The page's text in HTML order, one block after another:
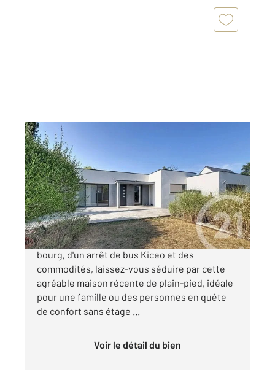
PLOEREN 56
100 m2, 4 pièces
Ref : 1460
Maison à vendre
422 300 €
Située sur la commune de Ploeren proche du
bourg, d'un arrêt de bus Kiceo et des
commodités, laissez-vous séduire par cette
agréable maison récente de plain-pied, idéale
pour une famille ou des personnes en quête
de confort sans étage ...
Voir le détail du bien